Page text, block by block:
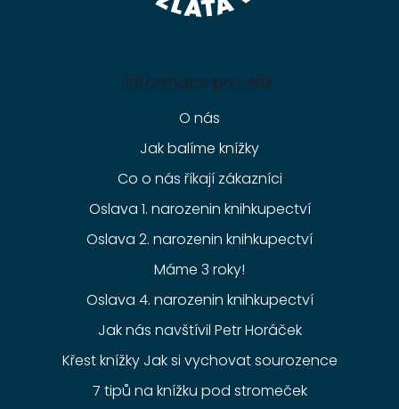
Informace pro vás
O nás
Jak balíme knížky
Co o nás říkají zákazníci
Oslava 1. narozenin knihkupectví
Oslava 2. narozenin knihkupectví
Máme 3 roky!
Oslava 4. narozenin knihkupectví
Jak nás navštívil Petr Horáček
Křest knížky Jak si vychovat sourozence
7 tipů na knížku pod stromeček